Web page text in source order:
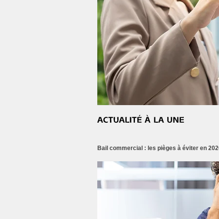
Bail commercial : les pièges à éviter en